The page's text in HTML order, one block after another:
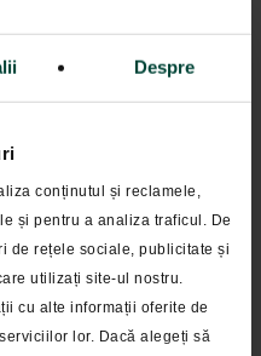
Despre
conținutul și reclamele,
și pentru a analiza traficul. De
de rețele sociale, publicitate și
utilizați site-ul nostru.
cu alte informații oferite de
lor. Dacă alegeți să
RISC: 4
5